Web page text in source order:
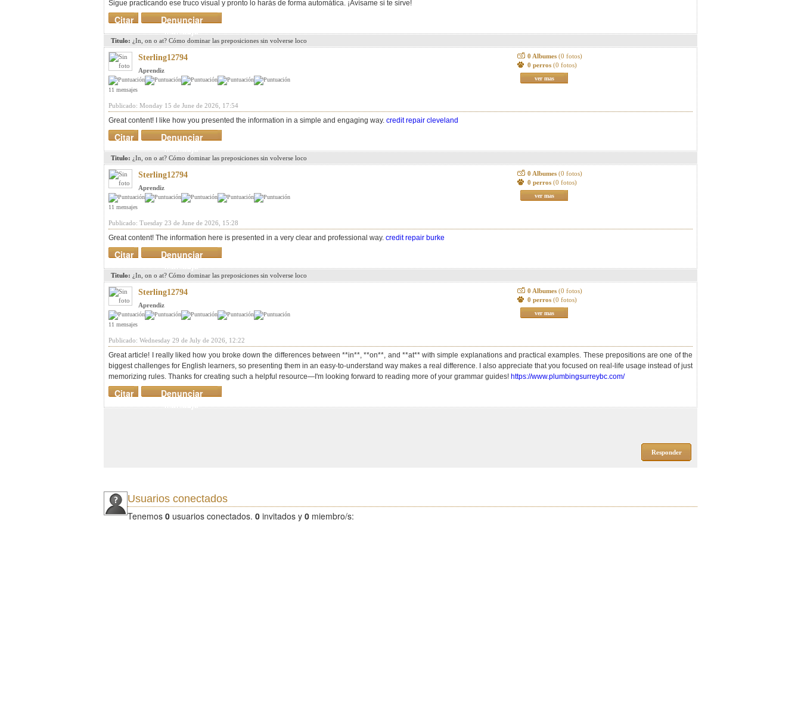
Sigue practicando ese truco visual y pronto lo harás de forma automática. ¡Avísame si te sirve!
Denunciar
mensaje
Citar
Titulo: ¿In, on o at? Cómo dominar las preposiciones sin volverse loco
Sterling12794
Aprendiz
11 mensajes
0 Albumes (0 fotos)
0 perros (0 fotos)
ver mas
Publicado: Monday 15 de June de 2026, 17:54
Great content! I like how you presented the information in a simple and engaging way. credit repair cleveland
Denunciar
mensaje
Citar
Titulo: ¿In, on o at? Cómo dominar las preposiciones sin volverse loco
Sterling12794
Aprendiz
11 mensajes
0 Albumes (0 fotos)
0 perros (0 fotos)
ver mas
Publicado: Tuesday 23 de June de 2026, 15:28
Great content! The information here is presented in a very clear and professional way. credit repair burke
Denunciar
mensaje
Citar
Titulo: ¿In, on o at? Cómo dominar las preposiciones sin volverse loco
Sterling12794
Aprendiz
11 mensajes
0 Albumes (0 fotos)
0 perros (0 fotos)
ver mas
Publicado: Wednesday 29 de July de 2026, 12:22
Great article! I really liked how you broke down the differences between **in**, **on**, and **at** with simple explanations and practical examples. These prepositions are one of the
biggest challenges for English learners, so presenting them in an easy-to-understand way makes a real difference. I also appreciate that you focused on real-life usage instead of just
memorizing rules. Thanks for creating such a helpful resource—I'm looking forward to reading more of your grammar guides! https://www.plumbingsurreybc.com/
Denunciar
mensaje
Citar
Responder
Usuarios conectados
Tenemos 0 usuarios conectados. 0 invitados y 0 miembro/s: